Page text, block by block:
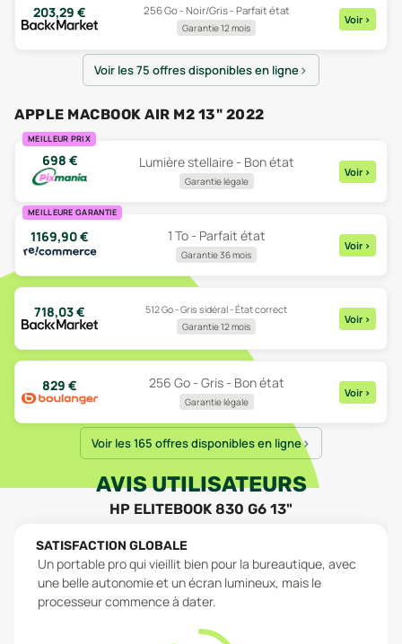
203,29 € 256 Go - Noir/Gris - Parfait état
Garantie 12 mois
Voir >
Voir les 75 offres disponibles en ligne
APPLE MACBOOK AIR M2 13" 2022
MEILLEUR PRIX
698 € Lumière stellaire - Bon état
Garantie légale
Voir >
MEILLEURE GARANTIE
1169,90€ 1 To - Parfait état
Garantie 36 mois
Voir >
718,03€
512 Go - Gris sidéral - État correct
Garantie 12 mois
Voir >
829 € 256 Go - Gris - Bon état
Garantie légale
Voir >
Voir les 165 offres disponibles en ligne
AVIS UTILISATEURS
HP ELITEBOOK 830 G6 13"
SATISFACTION GLOBALE
Un portable pro qui vieillit bien pour la bureautique, avec
une belle autonomie et un écran lumineux, mais le
processeur commence à dater.